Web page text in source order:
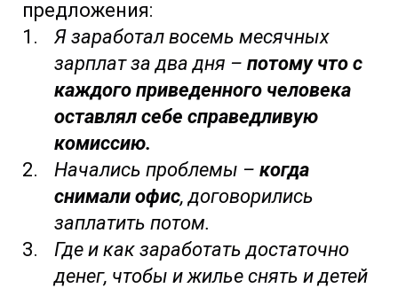
предложения:
Я заработал восемь месячных
зарплат за два дня – потому что с
каждого приведенного человека
оставлял себе справедливую
комиссию.
Начались проблемы – когда
снимали офис, договорились
заплатить потом.
Где и как заработать достаточно
денег, чтобы и жилье снять и детей